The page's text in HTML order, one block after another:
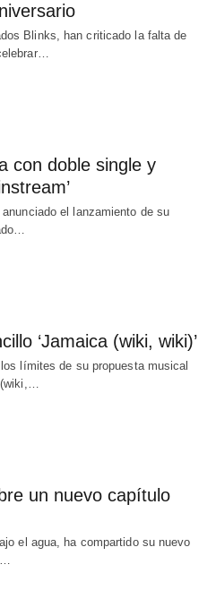
Blinks, han criticado la falta de
con doble single y
el lanzamiento de su
‘Jamaica (wiki, wiki)’
límites de su propuesta musical
(wiki,…
un nuevo capítulo
el agua, ha compartido su nuevo